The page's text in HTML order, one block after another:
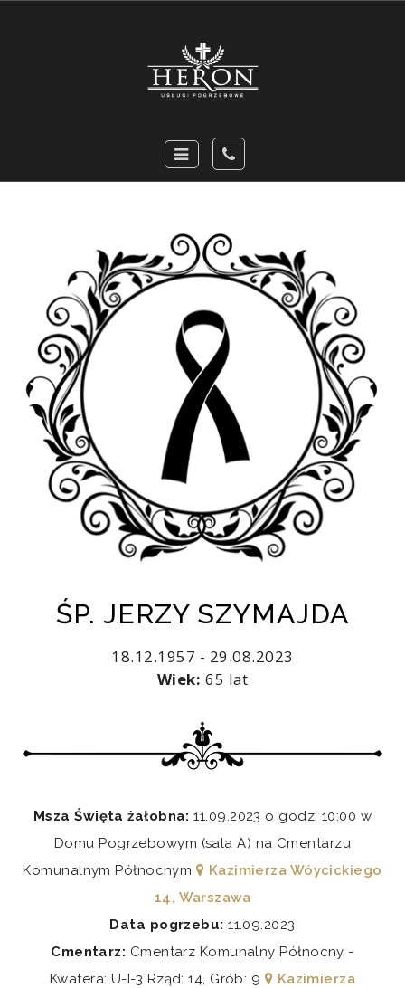
ŚP. JERZY SZYMAJDA
18.12.1957 - 29.08.2023
Wiek: 65 lat
Msza Święta żałobna: 11.09.2023 o godz. 10:00 w
Domu Pogrzebowym (sala A) na Cmentarzu
Komunalnym Północnym
Kazimierza Wóycickiego
14, Warszawa
Data pogrzebu: 11.09.2023
Cmentarz: Cmentarz Komunalny Północny -
Kwatera: U-I-3 Rząd: 14, Grób: 9
Kazimierza